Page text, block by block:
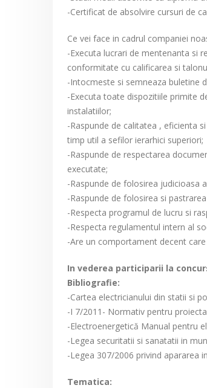
-Certificat de absolvire cursuri de
Ce vei face in cadrul companiei
-Executa lucrari de mentenanta si
conformitate cu calificarea si
-Intocmeste si semneaza buletine
-Executa toate dispozitiile primite
instalatiilor;
-Raspunde de calitatea , eficienta
timp util a sefilor ierarhici superiori;
-Raspunde de respectarea
executate;
-Raspunde de folosirea judicioasa
-Raspunde de folosirea si
-Respecta programul de lucru si
-Respecta regulamentul intern al
-Are un comportament decent
In vederea participarii la
Bibliografie:
-Cartea electricianului din statii si
-I 7/2011- Normativ pentru
-Electroenergetică Manual pentru
-Legea securitatii si sanatatii in
-Legea 307/2006 privind apararea
Tematica: